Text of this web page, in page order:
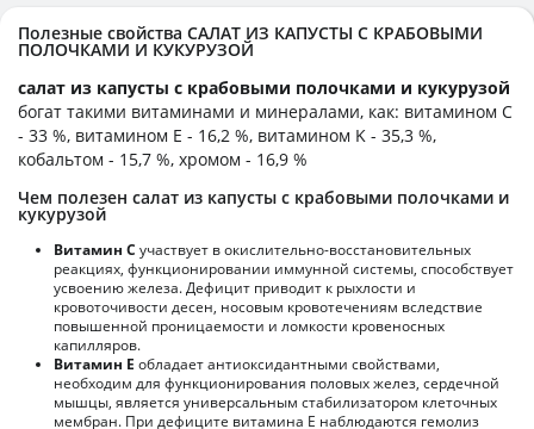
Полезные свойства САЛАТ ИЗ КАПУСТЫ С КРАБОВЫМИ
ПОЛОЧКАМИ И КУКУРУЗОЙ
салат из капусты с крабовыми полочками и кукурузой
богат такими витаминами и минералами, как: витамином C
- 33 %, витамином E - 16,2 %, витамином K - 35,3 %,
кобальтом - 15,7 %, хромом - 16,9 %
Чем полезен салат из капусты с крабовыми полочками и
кукурузой
Витамин С участвует в окислительно-восстановительных
реакциях, функционировании иммунной системы, способствует
усвоению железа. Дефицит приводит к рыхлости и
кровоточивости десен, носовым кровотечениям вследствие
повышенной проницаемости и ломкости кровеносных
капилляров.
Витамин Е обладает антиоксидантными свойствами,
необходим для функционирования половых желез, сердечной
мышцы, является универсальным стабилизатором клеточных
мембран. При дефиците витамина Е наблюдаются гемолиз